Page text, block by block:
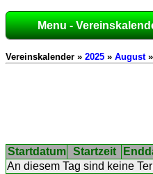
Menu -
Vereinskalender » 2025 » August»
Startdatum Startzeit
An diesem Tag sind keine